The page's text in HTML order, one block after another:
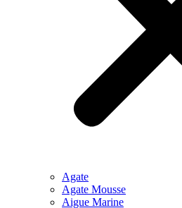
Agate
Agate Mousse
Aigue Marine